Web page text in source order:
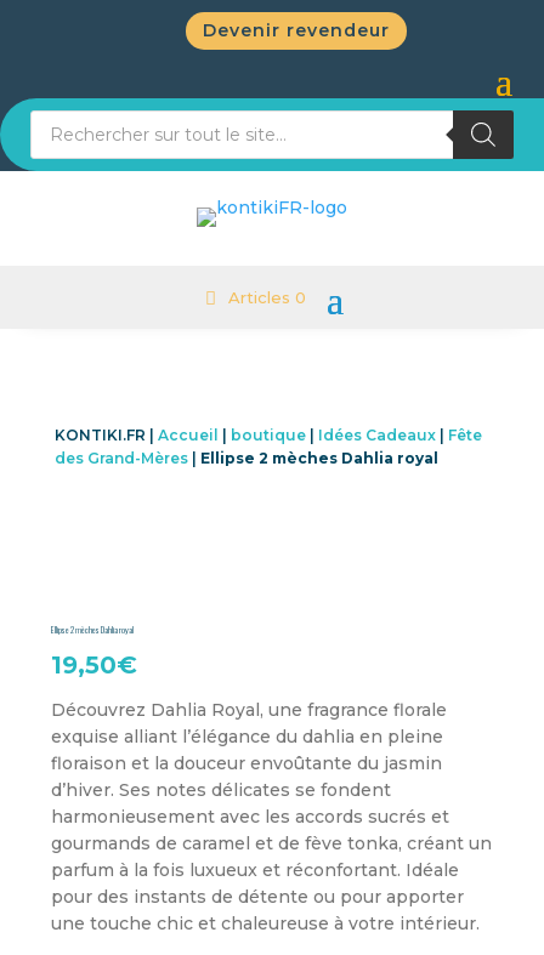
Devenir revendeur
Articles 0
KONTIKI.FR | Accueil boutique| Idées Cadeaux| Fête
des Grand-Mères| Ellipse 2 mèches Dahlia royal
Ellipse 2 mèches Dahlia royal
19,50€
Découvrez Dahlia Royal, une fragrance florale
exquise alliant l’élégance du dahlia en pleine
floraison et la douceur envoûtante du jasmin
d’hiver. Ses notes délicates se fondent
harmonieusement avec les accords sucrés et
gourmands de caramel et de fève tonka, créant un
parfum à la fois luxueux et réconfortant. Idéale
pour des instants de détente ou pour apporter
une touche chic et chaleureuse à votre intérieur.